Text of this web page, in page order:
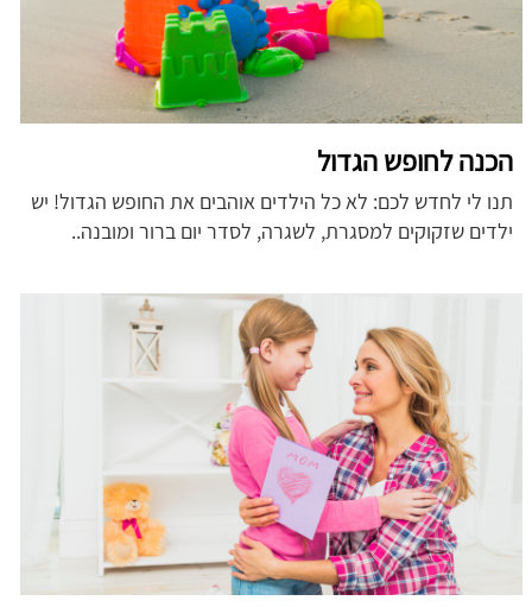
הכנה לחופש הגדול
תנו לי לחדש לכם: לא כל הילדים אוהבים את החופש הגדול! יש
ילדים שזקוקים למסגרת, לשגרה, לסדר יום ברור ומובנה..